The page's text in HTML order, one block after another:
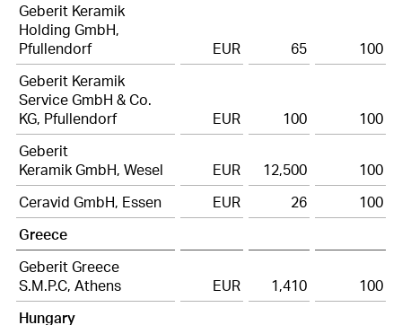
Geberit Keramik
Holding GmbH,
Pfullendorf
EUR 65
100
Geberit Keramik
Service GmbH & Co.
KG, Pfullendorf
EUR 100
100
Geberit
Keramik GmbH, Wesel
EUR 12,500
100
Ceravid GmbH, Essen
EUR 26
100
Greece
Geberit Greece
S.M.P.C, Athens
EUR 1,410
100
Hungary